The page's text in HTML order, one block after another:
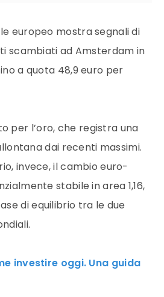
europeo mostra segnali di
scambiati ad Amsterdam in
a quota 48,9 euro per
per l’oro, che registra una
dai recenti massimi.
invece, il cambio euro-
stabile in area 1,16,
di equilibrio tra le due
investire oggi. Una guida